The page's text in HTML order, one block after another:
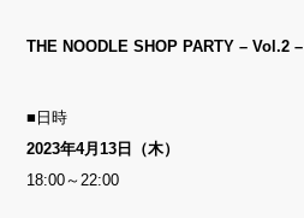
THE NOODLE SHOP PARTY – Vol.2 –
■日時
2023年4月13日（木）
18:00～22:00